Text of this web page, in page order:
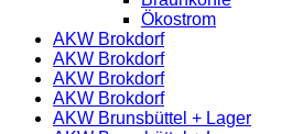
Ökostrom
AKW Brokdorf
AKW Brokdorf
AKW Brokdorf
AKW Brokdorf
AKW Brunsbüttel + Lager